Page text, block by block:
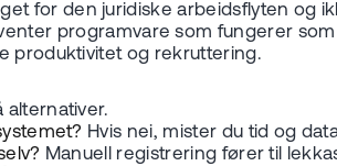
for den juridiske arbeidsflyten og
programvare som fungerer
produktivitet og rekruttering.
alternativer.
Hvis nei, mister du tid og
Manuell registrering fører til